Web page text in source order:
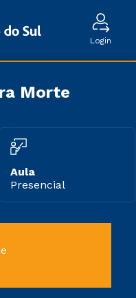
Login
Morte
Aula
Presencial